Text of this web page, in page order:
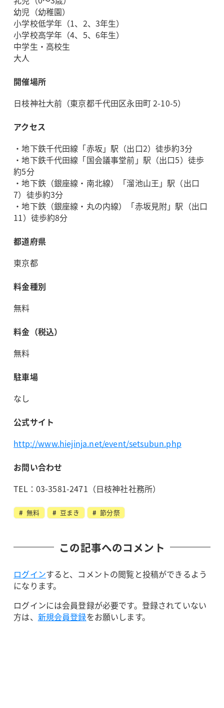
幼児（幼稚園）
小学校低学年（1、2、3年生）
小学校高学年（4、5、6年生）
中学生・高校生
大人
開催場所
日枝神社大前（東京都千代田区永田町 2-10-5）
アクセス
・地下鉄千代田線「赤坂」駅（出口2）徒歩約3分
・地下鉄千代田線「国会議事堂前」駅（出口5）徒歩
約5分
・地下鉄（銀座線・南北線）「溜池山王」駅（出口
7）徒歩約3分
・地下鉄（銀座線・丸の内線）「赤坂見附」駅（出口
11）徒歩約8分
都道府県
東京都
料金種別
無料
料金（税込）
無料
駐車場
なし
公式サイト
http://www.hiejinja.net/event/setsubun.php
お問い合わせ
TEL：03-3581-2471（日枝神社社務所）
無料 豆まき 節分祭
この記事へのコメント
ログインすると、コメントの閲覧と投稿ができるよう
になります。
ログインには会員登録が必要です。登録されていない
方は、 新規会員登録をお願いします。